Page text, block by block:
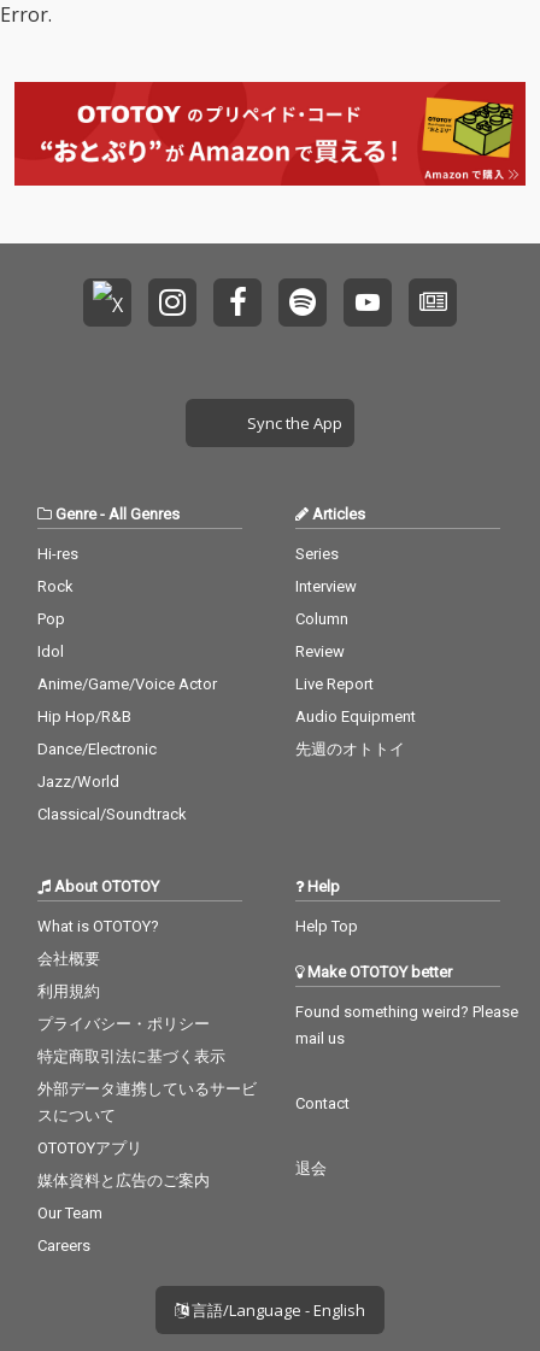
S）のTAKAを加えた総
勢20名が、本アルバム
のために歌唱した新録
「Samenaide」を含む
ネージャー・堀切裕真
をはじめ、高橋芳朗、
南波一海、坂井彩花、
とつば男AP（CUBER
S）のTAKAを加えた総
勢20名が、本アルバム
のために歌唱した新録
「Samenaide」を含む
ネージャー・堀切裕真
をはじめ、高橋芳朗、
南波一海、坂井彩花、
Error.
Sync the App
Genre-All Genres
Hi-res
Rock
Pop
Idol
Anime/Game/Voice Actor
Hip Hop/R&B
Dance/Electronic
Jazz/World
Classical/Soundtrack
Articles
Series
Interview
Column
Review
Live Report
Audio Equipment
先週のオトトイ
About OTOTOY
What is OTOTOY?
会社概要
利用規約
プライバシー・ポリシー
特定商取引法に基づく表示
外部データ連携しているサービ
スについて
OTOTOYアプリ
媒体資料と広告のご案内
Our Team
Careers
Help
Help Top
Make OTOTOY better
Found something weird? Please
mail us
Contact
退会
言語/Language - English